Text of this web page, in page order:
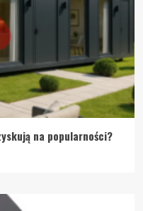
na popularności?